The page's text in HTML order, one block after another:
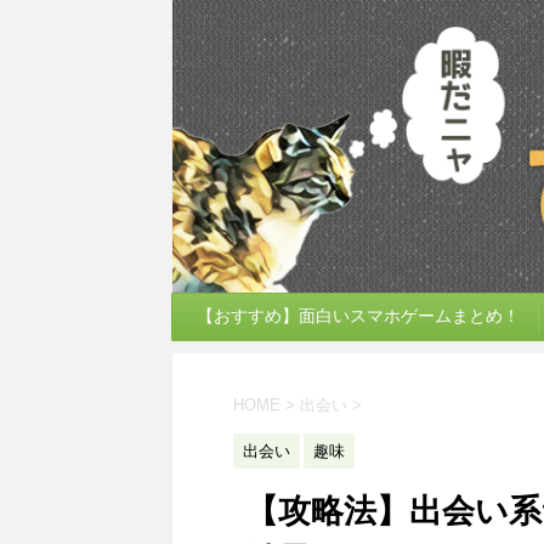
【おすすめ】面白いスマホゲームまとめ！
HOME > 出会い >
出会い 趣味
【攻略法】出会い